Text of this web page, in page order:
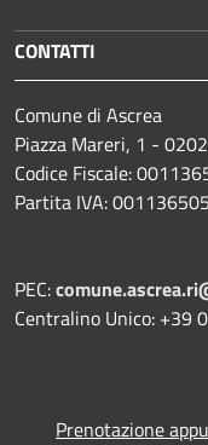
CONTATTI
Comune di Ascrea
Piazza Mareri, 1 -
Codice Fiscale:
Partita IVA:
PEC:
Centralino Unico: +39
Prenotazione